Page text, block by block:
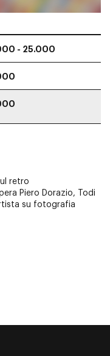
- 25.000
retro
Piero Dorazio, Todi
su fotografia